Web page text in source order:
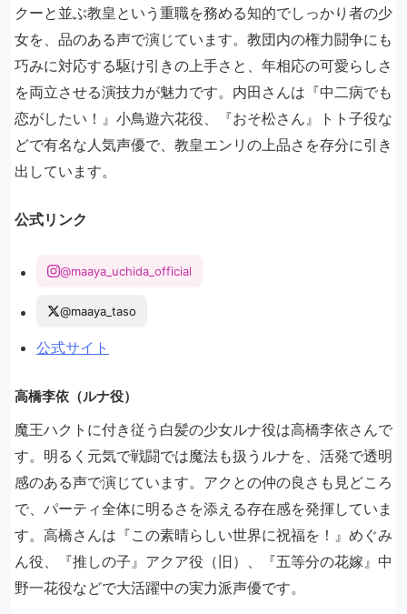
クーと並ぶ教皇という重職を務める知的でしっかり者の少
女を、品のある声で演じています。教団内の権力闘争にも
巧みに対応する駆け引きの上手さと、年相応の可愛らしさ
を両立させる演技力が魅力です。内田さんは『中二病でも
恋がしたい！』小鳥遊六花役、『おそ松さん』トト子役な
どで有名な人気声優で、教皇エンリの上品さを存分に引き
出しています。
公式リンク
@maaya_uchida_official
@maaya_taso
公式サイト
高橋李依（ルナ役）
魔王ハクトに付き従う白髪の少女ルナ役は高橋李依さんで
す。明るく元気で戦闘では魔法も扱うルナを、活発で透明
感のある声で演じています。アクとの仲の良さも見どころ
で、パーティ全体に明るさを添える存在感を発揮していま
す。高橋さんは『この素晴らしい世界に祝福を！』めぐみ
ん役、『推しの子』アクア役（旧）、『五等分の花嫁』中
野一花役などで大活躍中の実力派声優です。